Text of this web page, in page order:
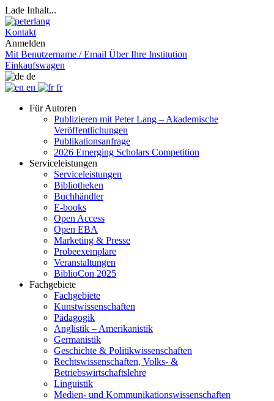
Lade Inhalt...
Kontakt
Anmelden
Mit Benutzername / Email Über Ihre Institution
Einkaufswagen
de
en
fr
Für Autoren
Publizieren mit Peter Lang – Akademische
Veröffentlichungen
Publikationsanfrage
2026 Emerging Scholars Competition
Serviceleistungen
Serviceleistungen
Bibliotheken
Buchhändler
E-books
Open Access
Open EBA
Marketing & Presse
Probeexemplare
Veranstaltungen
BiblioCon 2025
Fachgebiete
Fachgebiete
Kunstwissenschaften
Pädagogik
Anglistik – Amerikanistik
Germanistik
Geschichte & Politikwissenschaften
Rechtswissenschaften, Volks- &
Betriebswirtschaftslehre
Linguistik
Medien- und Kommunikationswissenschaften